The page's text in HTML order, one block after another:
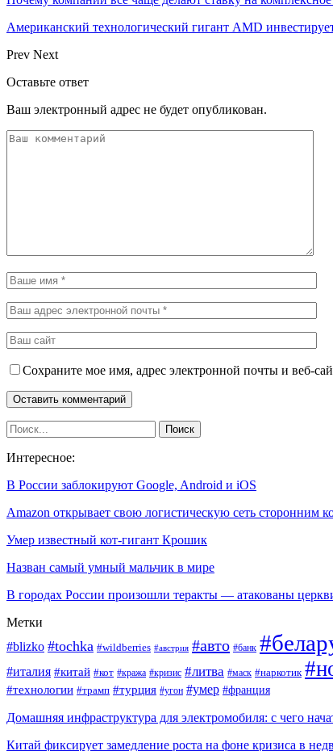
Американский технологический гигант AMD
Prev Next
Оставьте ответ
Ваш электронный адрес не будет опубликован.
Сохраните мое имя, адрес электронной почты и веб-
Интересное:
В России заблокируют Google, Android и iOS
Amazon открывает свою логистическую сеть сторонним
Умер известный кот-гигант Крошик
Назван самый умный мальчик в мире
В городах России произошли теракты — атакованы
Метки
#blizko #tochka #wildberries #австрия #авто #банк
#италия #китай #кот #кража #кризис #литва #маск #наркотик
#технологии #трамп #турция #угон #умер #франция
Домашняя инфраструктура для электромобиля: с чего
Китай фиксирует замедление роста на фоне кризиса в